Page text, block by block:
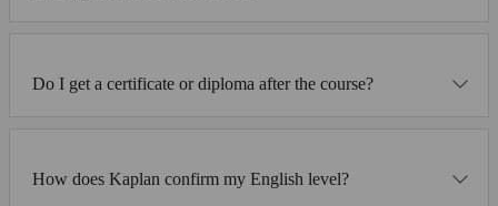
Do I get a certificate or diploma after the course?
How does Kaplan confirm my English level?